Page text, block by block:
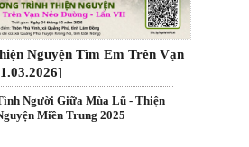
Nguyện Tìm Em Trên Vạn
Người Giữa Mùa Lũ - Thiện
Miền Trung 2025